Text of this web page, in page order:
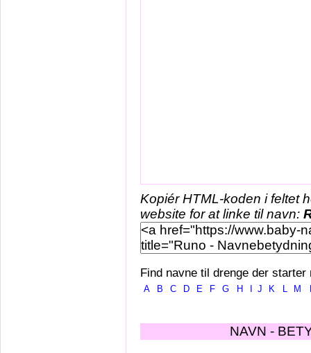
Kopiér HTML-koden i feltet
website for at linke til navn:
Find navne til drenge der starter
A B C D E F G H J K L M
NAVN -